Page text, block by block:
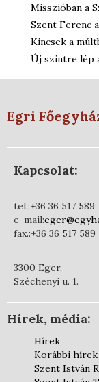
Misszióban a
Szent Ferenc
Kincsek a
Új szintre lép
Egri
Kapcsolat:
tel.:+36 36 517 589
e-mail:
fax.:+36 36 517 589
3300 Eger,
Széchenyi u. 1.
Hírek, média:
Hírek
Korábbi hírek
Szent István